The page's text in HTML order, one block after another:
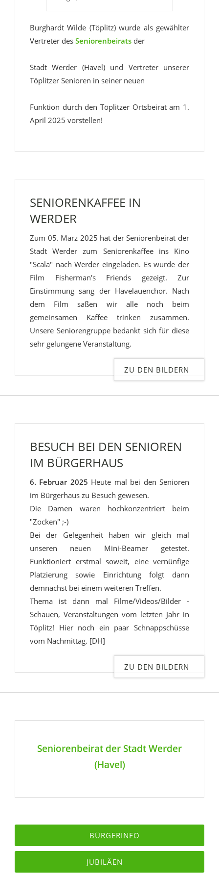
Burghardt Wilde (Töplitz) wurde als gewählter
Vertreter des Seniorenbeirats der
Stadt Werder (Havel) und Vertreter unserer
Töplitzer Senioren in seiner neuen
Funktion durch den Töplitzer Ortsbeirat am 1.
April 2025 vorstellen!
SENIORENKAFFEE IN
WERDER
Zum 05. März 2025 hat der Seniorenbeirat der
Stadt Werder zum Seniorenkaffee ins Kino
"Scala" nach Werder eingeladen. Es wurde der
Film Fisherman's Friends gezeigt. Zur
Einstimmung sang der Havelauenchor. Nach
dem Film saßen wir alle noch beim
gemeinsamen Kaffee trinken zusammen.
Unsere Seniorengruppe bedankt sich für diese
sehr gelungene Veranstaltung.
ZU DEN BILDERN
BESUCH BEI DEN SENIOREN
IM BÜRGERHAUS
6. Februar 2025 Heute mal bei den Senioren
im Bürgerhaus zu Besuch gewesen.
Die Damen waren hochkonzentriert beim
"Zocken" ;-)
Bei der Gelegenheit haben wir gleich mal
unseren neuen Mini-Beamer getestet.
Funktioniert erstmal soweit, eine vernünfige
Platzierung sowie Einrichtung folgt dann
demnächst bei einem weiteren Treffen.
Thema ist dann mal Filme/Videos/Bilder -
Schauen, Veranstaltungen vom letzten Jahr in
Töplitz! Hier noch ein paar Schnappschüsse
vom Nachmittag. [DH]
ZU DEN BILDERN
Seniorenbeirat der Stadt Werder
(Havel)
BÜRGERINFO
JUBILÄEN